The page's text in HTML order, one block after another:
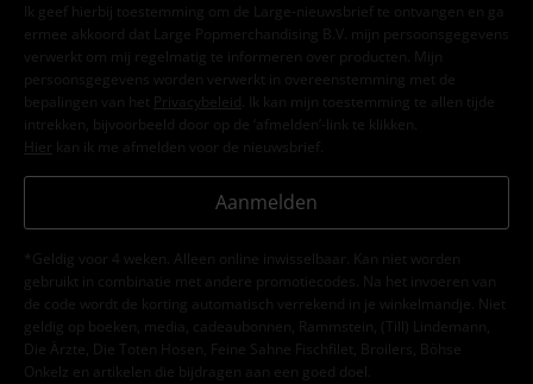
Ik geef hierbij toestemming om de Large-nieuwsbrief te ontvangen en ga
ermee akkoord dat Large Popmerchandising B.V. mijn persoonsgegevens
verwerkt om mij regelmatig te informeren over producten. Mijn
persoonsgegevens worden verwerkt in overeenstemming met de
bepalingen van het
Privacybeleid . Ik kan mijn toestemming te allen tijde
intrekken, bijvoorbeeld door op de ‘afmelden’-link te klikken.
Hier kan ik me afmelden voor de nieuwsbrief.
Aanmelden
*Geldig voor 4 weken. Alleen online inwisselbaar. Kan niet worden
gebruikt in combinatie met andere promotiecodes. Na het invoeren van
de code wordt de korting automatisch verrekend in je winkelmandje. Niet
geldig op boeken, media, cadeaubonnen, Rammstein, (Till) Lindemann,
Die Ärzte, Die Toten Hosen, Feine Sahne Fischfilet, Broilers, Böhse
Onkelz en artikelen die bijdragen aan een goed doel.